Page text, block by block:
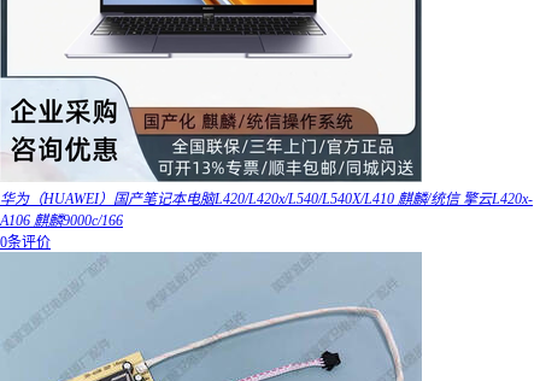
华为（HUAWEI）国产笔记本电脑L420/L420x/L540/L540X/L410 麒麟/统信 擎云L420x-
A106 麒麟9000c/166
0条评价